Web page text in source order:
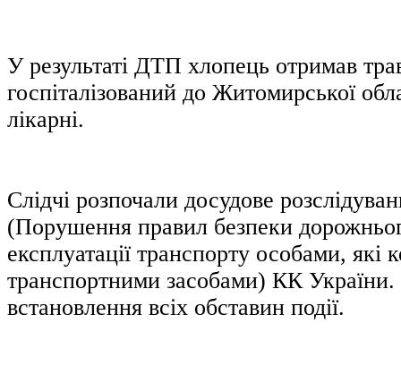
У результаті ДТП хлопець отримав
госпіталізований до Житомирської
лікарні.
Слідчі розпочали досудове
(Порушення правил безпеки
експлуатації транспорту особами, які
транспортними засобами) КК України.
встановлення всіх обставин події.